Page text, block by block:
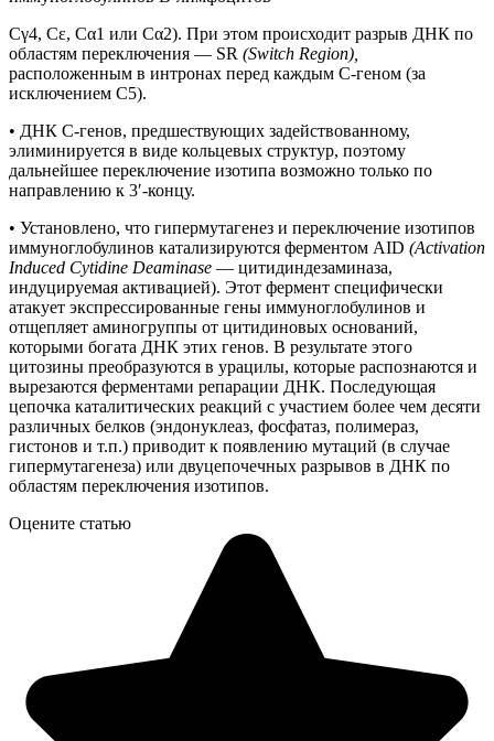
Сγ4, Сε, Сα1 или Сα2). При этом происходит разрыв ДНК по
областям переключения — SR (Switch Region),
расположенным в интронах перед каждым C-геном (за
исключением С5).
• ДНК C-генов, предшествующих задействованному,
элиминируется в виде кольцевых структур, поэтому
дальнейшее переключение изотипа возможно только по
направлению к 3′-концу.
• Установлено, что гипермутагенез и переключение изотипов
иммуноглобулинов катализируются ферментом AID (Activation
Induced Cytidine Deaminase — цитидиндезаминаза,
индуцируемая активацией). Этот фермент специфически
атакует экспрессированные гены иммуноглобулинов и
отщепляет аминогруппы от цитидиновых оснований,
которыми богата ДНК этих генов. В результате этого
цитозины преобразуются в урацилы, которые распознаются и
вырезаются ферментами репарации ДНК. Последующая
цепочка каталитических реакций с участием более чем десяти
различных белков (эндонуклеаз, фосфатаз, полимераз,
гистонов и т.п.) приводит к появлению мутаций (в случае
гипермутагенеза) или двуцепочечных разрывов в ДНК по
областям переключения изотипов.
Оцените статью